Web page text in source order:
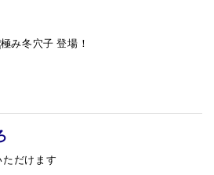
だけます